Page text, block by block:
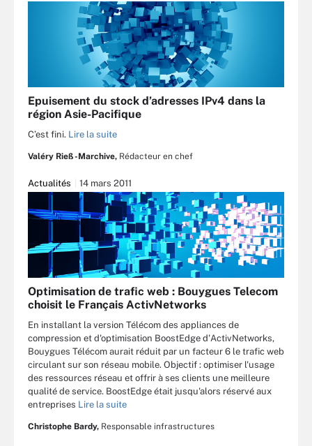
Epuisement du stock d’adresses IPv4 dans la
région Asie-Pacifique
C’est fini. Lire la suite
Valéry Rieß-Marchive, Rédacteur en chef
Actualités 14 mars 2011
Optimisation de trafic web : Bouygues Telecom
choisit le Français ActivNetworks
En installant la version Télécom des appliances de
compression et d'optimisation BoostEdge d'ActivNetworks,
Bouygues Télécom aurait réduit par un facteur 6 le trafic web
circulant sur son réseau mobile. Objectif : optimiser l'usage
des ressources réseau et offrir à ses clients une meilleure
qualité de service. BoostEdge était jusqu'alors réservé aux
entreprises Lire la suite
Christophe Bardy, Responsable infrastructures